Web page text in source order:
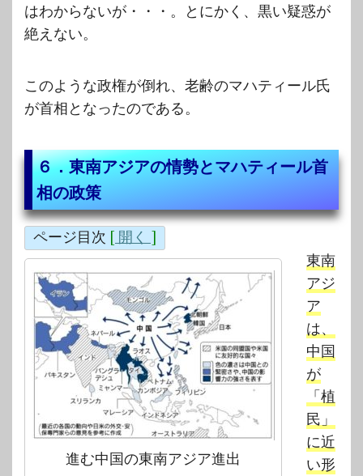
はわからないが・・・。とにかく、黒い疑惑が
絶えない。
このような政権が倒れ、老齢のマハティール氏
が首相となったのである。
６．東南アジアの情勢とマハティール首
相の政策
ページ目次 [ 開く ]
進む中国の東南アジア進出
東南
アジ
ア
は、
中国
が
「植
民」
に近
い形